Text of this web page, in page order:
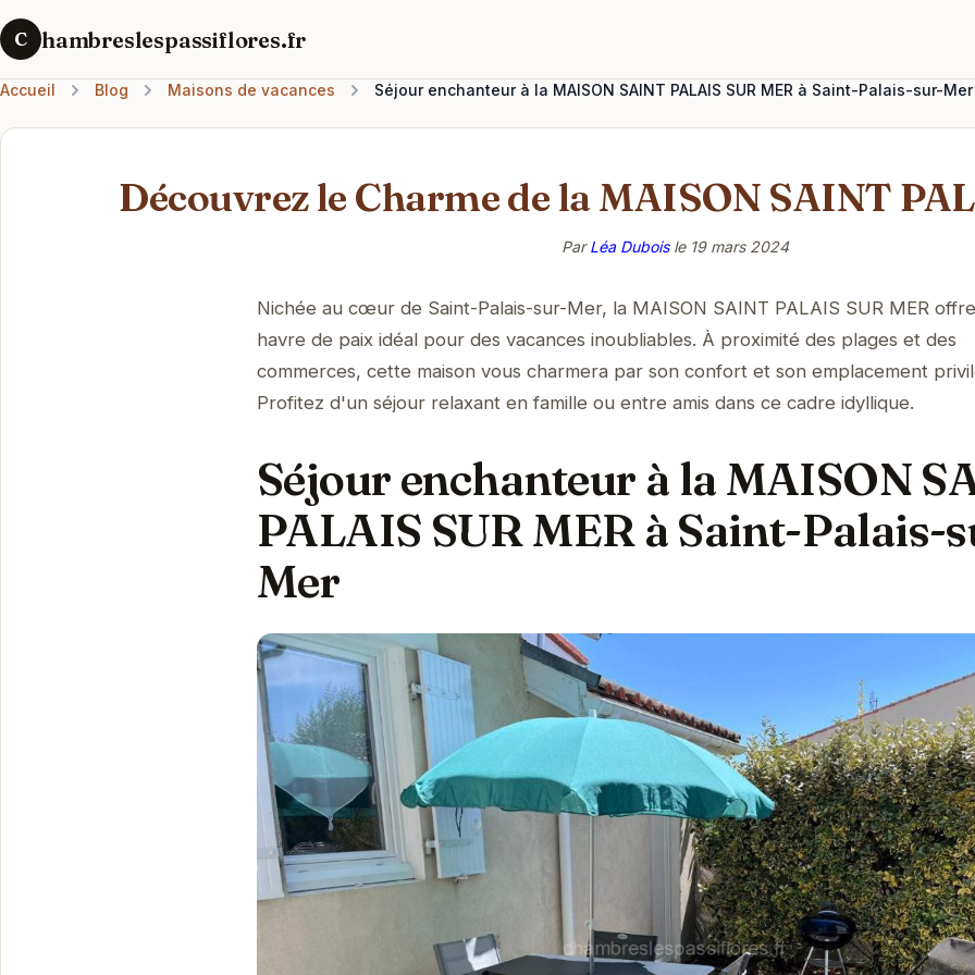
C hambreslespassiflores.fr
Accueil Blog Maisons de vacances Séjour enchanteur à la MAISON SAINT PALAIS SUR MER à Saint-Palais-sur-Mer
Découvrez le Charme de la MAISON SAINT
ParLéa Duboisle 19 mars 2024
Nichée au cœur de Saint-Palais-sur-Mer, la MAISON SAINT PALAIS SUR MER
havre de paix idéal pour des vacances inoubliables. À proximité des plages et des
commerces, cette maison vous charmera par son confort et son emplacement
Profitez d'un séjour relaxant en famille ou entre amis dans ce cadre idyllique.
Séjour enchanteur à la MAISON
PALAIS SUR MER à Saint-Palais-
Mer